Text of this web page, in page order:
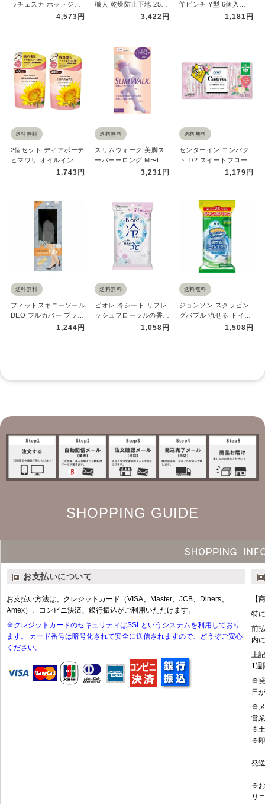
ラチェスカ ホットジェ
ル マイルド クレンジン
4,573円
職人 乾燥防止下地 25ml
化粧下地 毛穴 密着フ…
3,422円
竿ピンチ Y型 6個入
LK004 おすすめ洗濯バ
1,181円
送料無料
2個セット ディアボーテ
ヒマワリ オイルイン シ
ャンプー グロス&リペア
1,743円
送料無料
スリムウォーク 美脚ス
ーパーーロング M〜Lサ
イズ SLIMWALK 着圧 …
3,231円
送料無料
センターイン コンパク
ト 1/2 スイートフローラ
ル 多い昼用 22枚 ソフ…
1,179円
送料無料
フィットスキニーソール
DEO フルカバー ブラッ
ク 1足入 コジット 両
1,244円
送料無料
ビオレ 冷シート リフレ
ッシュフローラルの香り
20枚入 汗拭きシート 大
1,058円
送料無料
ジョンソン スクラビン
グバブル 流せる トイレ
ブラシ 付替ブラシ ジャ
1,508円
SHOPPING GUIDE
お支払いについて
お支払い方法は、クレジットカード（VISA、Master、JCB、Diners、
Amex）、コンビニ決済、銀行振込がご利用いただけます。
※クレジットカードのセキュリティはSSLというシステムを利用しており
ます。 カード番号は暗号化されて安全に送信されますので、どうぞご安心
ください。
【
特
前
内
上
1週
※発
日
※メ
営
※土
※即
発
※お
リ